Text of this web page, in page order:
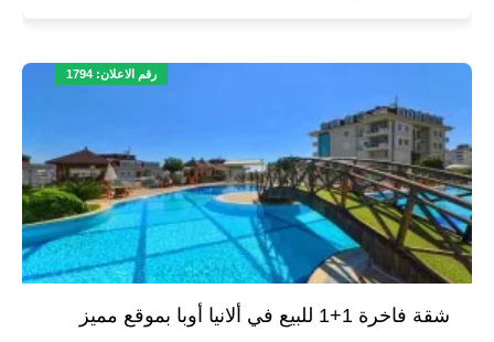
رقم الاعلان: 1794
شقة فاخرة 1+1 للبيع في ألانيا أوبا بموقع مميز